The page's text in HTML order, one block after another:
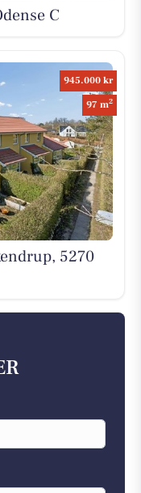
C
945.000 kr
97 m2
5270